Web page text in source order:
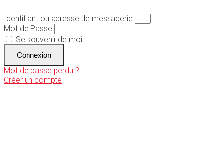
Identifiant ou adresse de messagerie
Mot de Passe
Se souvenir de moi
Connexion
Mot de passe perdu ?
Créer un compte